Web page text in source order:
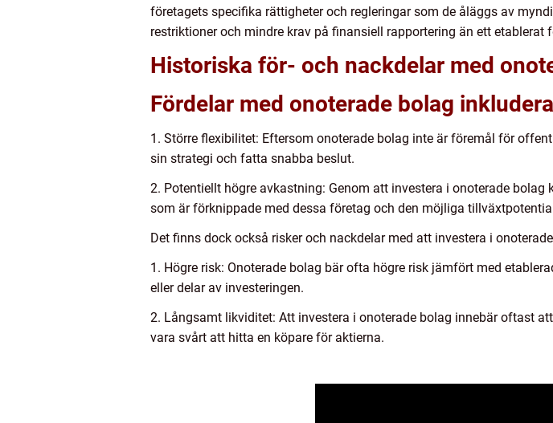
företagets specifika rättigheter och regleringar som de åläggs av
restriktioner och mindre krav på finansiell rapportering än ett etablerat
Historiska för- och nackdelar med
Fördelar med onoterade bolag
1. Större flexibilitet: Eftersom onoterade bolag inte är föremål för
sin strategi och fatta snabba beslut.
2. Potentiellt högre avkastning: Genom att investera i onoterade
som är förknippade med dessa företag och den möjliga
Det finns dock också risker och nackdelar med att investera i
1. Högre risk: Onoterade bolag bär ofta högre risk jämfört med
eller delar av investeringen.
2. Långsamt likviditet: Att investera i onoterade bolag innebär oftast
vara svårt att hitta en köpare för aktierna.